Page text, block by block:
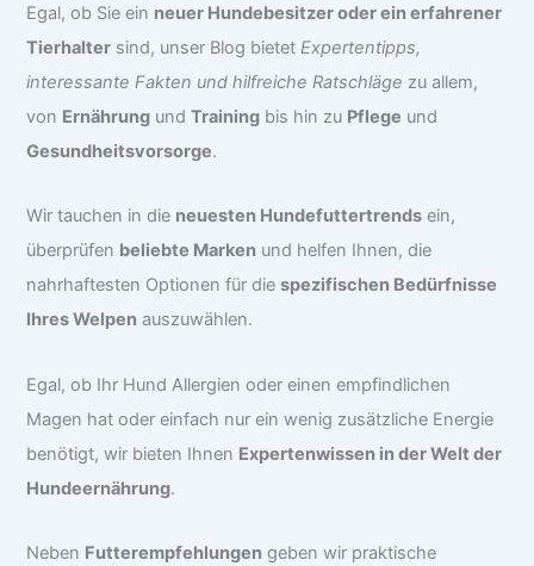
Egal, ob Sie ein neuer Hundebesitzer oder ein erfahrener
Tierhalter sind, unser Blog bietet Expertentipps,
interessante Fakten und hilfreiche Ratschläge zu allem,
von Ernährung undTraining bis hin zu Pflege und
Gesundheitsvorsorge.
Wir tauchen in die neuesten Hundefuttertrends ein,
überprüfen beliebte Marken und helfen Ihnen, die
nahrhaftesten Optionen für diespezifischen Bedürfnisse
Ihres Welpen auszuwählen.
Egal, ob Ihr Hund Allergien oder einen empfindlichen
Magen hat oder einfach nur ein wenig zusätzliche Energie
benötigt, wir bieten Ihnen Expertenwissen in der Welt der
Hundeernährung.
Neben Futterempfehlungen geben wir praktische